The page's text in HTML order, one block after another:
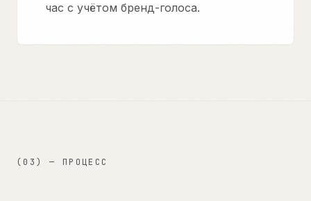
час с учётом бренд-голоса.
(03) — ПРОЦЕСС